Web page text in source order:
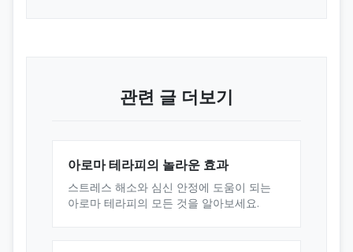
관련 글 더보기
아로마 테라피의 놀라운 효과
스트레스 해소와 심신 안정에 도움이 되는
아로마 테라피의 모든 것을 알아보세요.